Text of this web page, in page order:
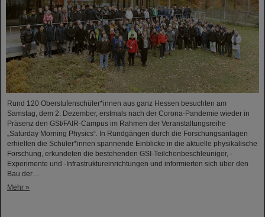
Rund 120 Oberstufenschüler*innen aus ganz Hessen besuchten am
Samstag, dem 2. Dezember, erstmals nach der Corona-Pandemie wieder in
Präsenz den GSI/FAIR-Campus im Rahmen der Veranstaltungsreihe
„Saturday Morning Physics“. In Rundgängen durch die Forschungsanlagen
erhielten die Schüler*innen spannende Einblicke in die aktuelle physikalische
Forschung, erkundeten die bestehenden GSI-Teilchenbeschleuniger, -
Experimente und -Infrastruktureinrichtungen und informierten sich über den
Bau der…
Mehr »